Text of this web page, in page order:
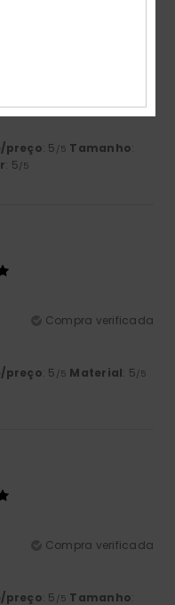
preço: 5 /5 Tamanho:
: 5/5
Compra verificada
preço: 5 /5 Material: 5/5
Compra verificada
preço: 5 /5 Tamanho: